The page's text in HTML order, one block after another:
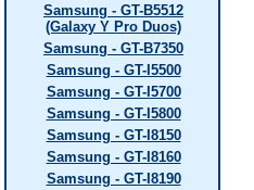
Samsung - GT-B5512
(Galaxy Y Pro Duos)
Samsung - GT-B7350
Samsung - GT-I5500
Samsung - GT-I5700
Samsung - GT-I5800
Samsung - GT-I8150
Samsung - GT-I8160
Samsung - GT-I8190